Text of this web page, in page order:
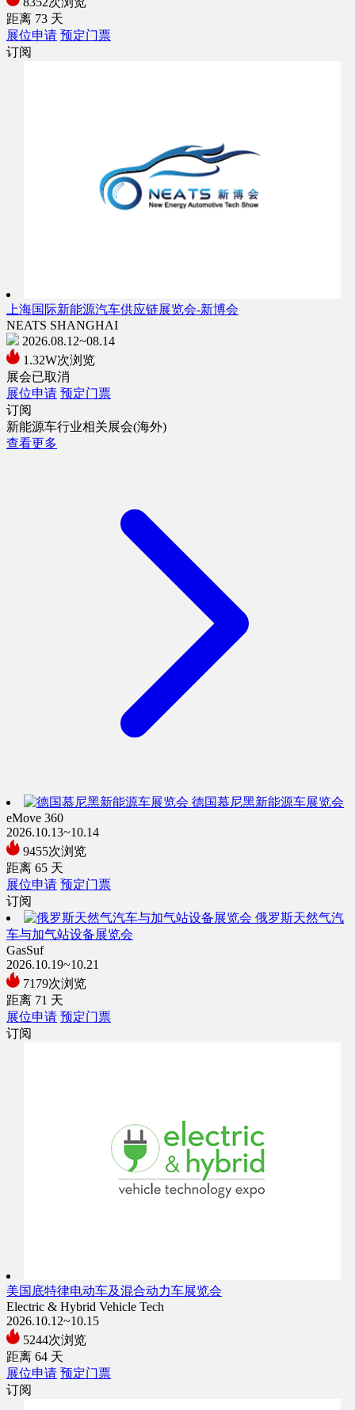
距离 73 天
展位申请 预定门票
订阅
上海国际新能源汽车供应链展览会-新博会
NEATS SHANGHAI
2026.08.12~08.14
1.32W次浏览
展会已取消
展位申请 预定门票
订阅
新能源车行业相关展会(海外)
查看更多
德国慕尼黑新能源车展览会
eMove 360
2026.10.13~10.14
9455次浏览
距离 65 天
展位申请 预定门票
订阅
俄罗斯天然气汽
车与加气站设备展览会
GasSuf
2026.10.19~10.21
7179次浏览
距离 71 天
展位申请 预定门票
订阅
美国底特律电动车及混合动力车展览会
Electric & Hybrid Vehicle Tech
2026.10.12~10.15
5244次浏览
距离 64 天
展位申请 预定门票
订阅